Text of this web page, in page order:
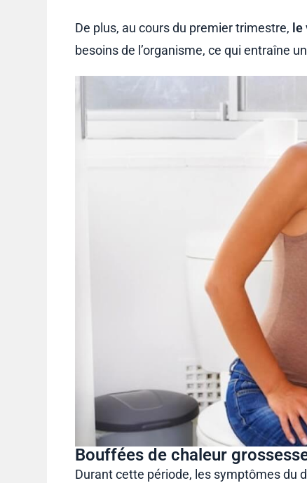
De plus, au cours du premier trimestre,
besoins de l’organisme, ce qui entraîne
Bouffées de chaleur
Durant cette période, les symptômes du